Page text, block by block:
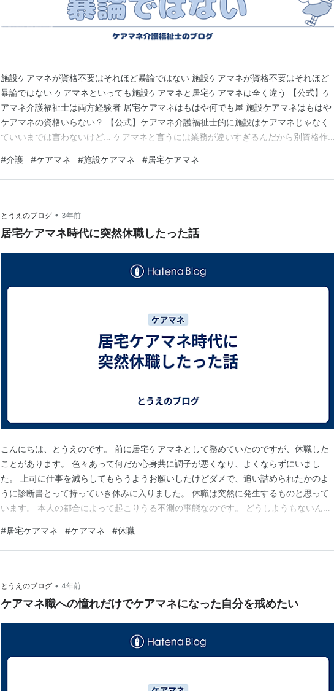
施設ケアマネが資格不要はそれほど暴論ではない 施設ケアマネが資格不要はそれほど
暴論ではない ケアマネといっても施設ケアマネと居宅ケアマネは全く違う 【公式】ケ
アマネ介護福祉士は両方経験者 居宅ケアマネはもはや何でも屋 施設ケアマネはもはや
ケアマネの資格いらない？ 【公式】ケアマネ介護福祉士的に施設はケアマネじゃなく
ていいまでは言わないけど… ケアマネと言うには業務が違いすぎるんだから別資格作
ログのお知らせ⇓⇓ ケアマネジャー不足が深刻だ。いまや全国的に顕在化しており、介
護業界の喫緊の課題となっている。【結城康博】 …
#介護 #ケアマネ #施設ケアマネ #居宅ケアマネ
とうえのブログ • 3年前
居宅ケアマネ時代に突然休職したった話
こんにちは、とうえのです。 前に居宅ケアマネとして務めていたのですが、休職した
ことがあります。 色々あって何だか心身共に調子が悪くなり、よくならずにいまし
た。 上司に仕事を減らしてもらうようお願いしたけどダメで、追い詰められたかのよ
うに診断書とって持っていき休みに入りました。 休職は突然に発生するものと思って
います。 本人の都合によって起こりうる不測の事態なのです。 どうしようもないんで
をしたと思っています。 今更ですけどね。 今はその職場を去って数年立ちましたが、
色々な場所で休職した人がいるという話を聞くたびに思…
#居宅ケアマネ #ケアマネ #休職
とうえのブログ • 4年前
ケアマネ職への憧れだけでケアマネになった自分を戒めたい